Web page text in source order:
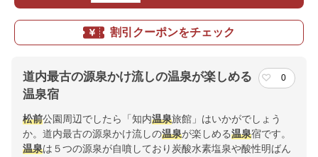
割引クーポンをチェック
道内最古の源泉かけ流しの温泉が楽しめる
温泉宿
0
松前公園周辺でしたら「知内温泉旅館」はいかがでしょう
か。道内最古の源泉かけ流しの温泉が楽しめる温泉宿です。
温泉は５つの源泉が自噴しており炭酸水素塩泉や酸性明ばん